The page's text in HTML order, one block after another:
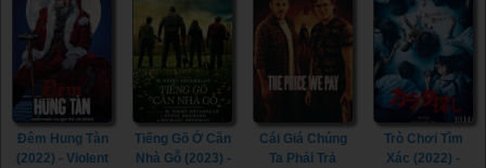
Voyage of the
Demeter (2023)
(2022)
Đêm Hung Tàn
(2022) - Violent
Tiếng Gõ Ở Căn
Nhà Gỗ (2023) -
Cái Giá Chúng
Ta Phải Trả
Trò Chơi Tìm
Xác (2022) -